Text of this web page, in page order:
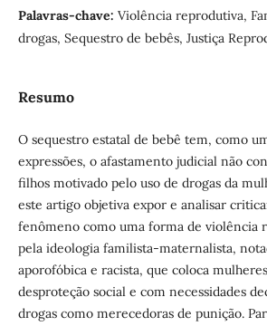
Palavras-chave: Violência reprodutiva,
drogas, Sequestro de bebês, Justiça
Resumo
O sequestro estatal de bebê tem, como
expressões, o afastamento judicial não
filhos motivado pelo uso de drogas da
este artigo objetiva expor e analisar
fenômeno como uma forma de violência
pela ideologia familista-maternalista,
aporofóbica e racista, que coloca
desproteção social e com necessidades
drogas como merecedoras de punição.